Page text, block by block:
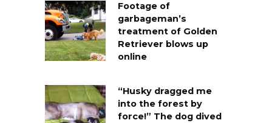
Footage of
garbageman’s
treatment of Golden
Retriever blows up
online
“Husky dragged me
into the forest by
force!” The dog dived